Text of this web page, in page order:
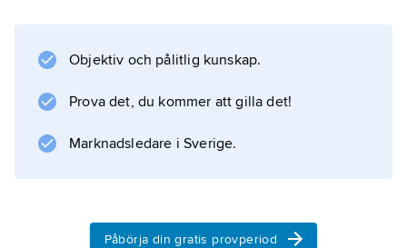
Mussolini
D’Annunzio
(1934). Efter att ha blivit antifascist förlade han
sin verksamhet till Frankrike, där han gav ut
Objektiv och pålitlig kunskap.
Prova det, du kommer att gilla det!
Marknadsledare i Sverige.
Påbörja din gratis provperiod